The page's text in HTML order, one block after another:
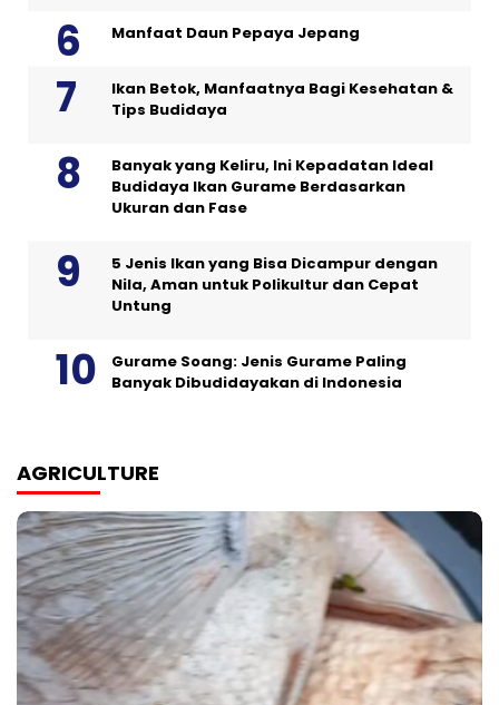
Manfaat Daun Pepaya Jepang
Ikan Betok, Manfaatnya Bagi Kesehatan &
Tips Budidaya
Banyak yang Keliru, Ini Kepadatan Ideal
Budidaya Ikan Gurame Berdasarkan
Ukuran dan Fase
5 Jenis Ikan yang Bisa Dicampur dengan
Nila, Aman untuk Polikultur dan Cepat
Untung
Gurame Soang: Jenis Gurame Paling
Banyak Dibudidayakan di Indonesia
AGRICULTURE